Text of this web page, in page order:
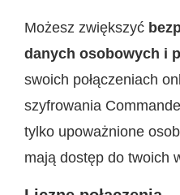
Możesz zwiększyć
danych osobowych i
swoich połączeniach
szyfrowania
tylko upoważnione
mają dostęp do twoich